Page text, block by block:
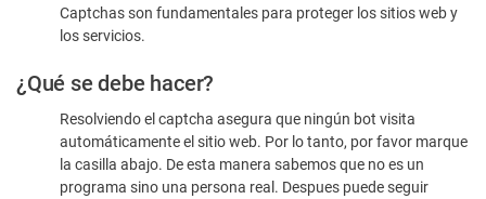
humano
Captchas son fundamentales para proteger los sitios web y
los servicios.
¿Qué se debe hacer?
Resolviendo el captcha asegura que ningún bot visita
automáticamente el sitio web. Por lo tanto, por favor marque
la casilla abajo. De esta manera sabemos que no es un
programa sino una persona real. Despues puede seguir